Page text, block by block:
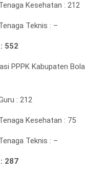
Kesehatan : 212
Teknis : –
552
PPPK Kabupaten
: 212
Kesehatan : 75
Teknis : –
287